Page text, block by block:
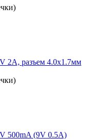
2A, разъем 4.0х1.7мм
500mA (9V 0.5A)